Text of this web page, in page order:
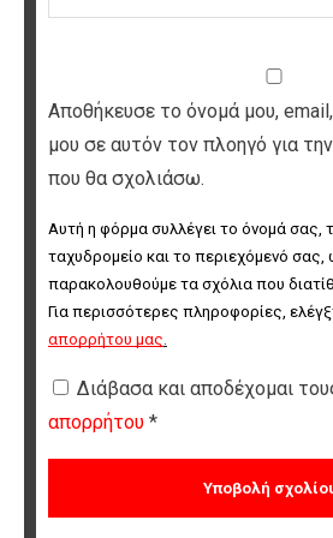
Αποθήκευσε το όνομά μου,
μου σε αυτόν τον πλοηγό για
που θα σχολιάσω.
Αυτή η φόρμα συλλέγει το όνομά σας,
ταχυδρομείο και το περιεχόμενό
παρακολουθούμε τα σχόλια που
Για περισσότερες πληροφορίες,
απορρήτου μας.
Διάβασα και αποδέχομαι
απορρήτου *